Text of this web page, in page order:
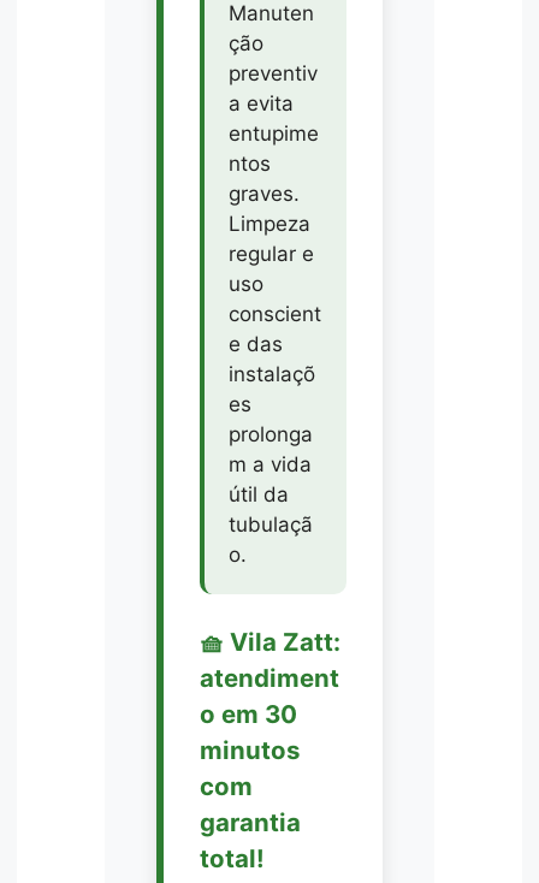
Manuten
ção
preventiv
a evita
entupime
ntos
graves.
Limpeza
regular e
uso
conscient
e das
instalaçõ
es
prolonga
m a vida
útil da
tubulaçã
o.
🧺 Vila Zatt:
atendiment
o em 30
minutos
com
garantia
total!